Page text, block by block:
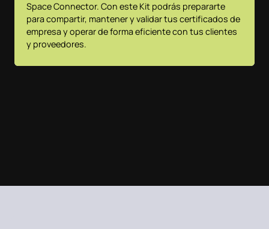
Space Connector. Con este Kit podrás prepararte
para compartir, mantener y validar tus certificados de
empresa y operar de forma eficiente con tus clientes
y proveedores.